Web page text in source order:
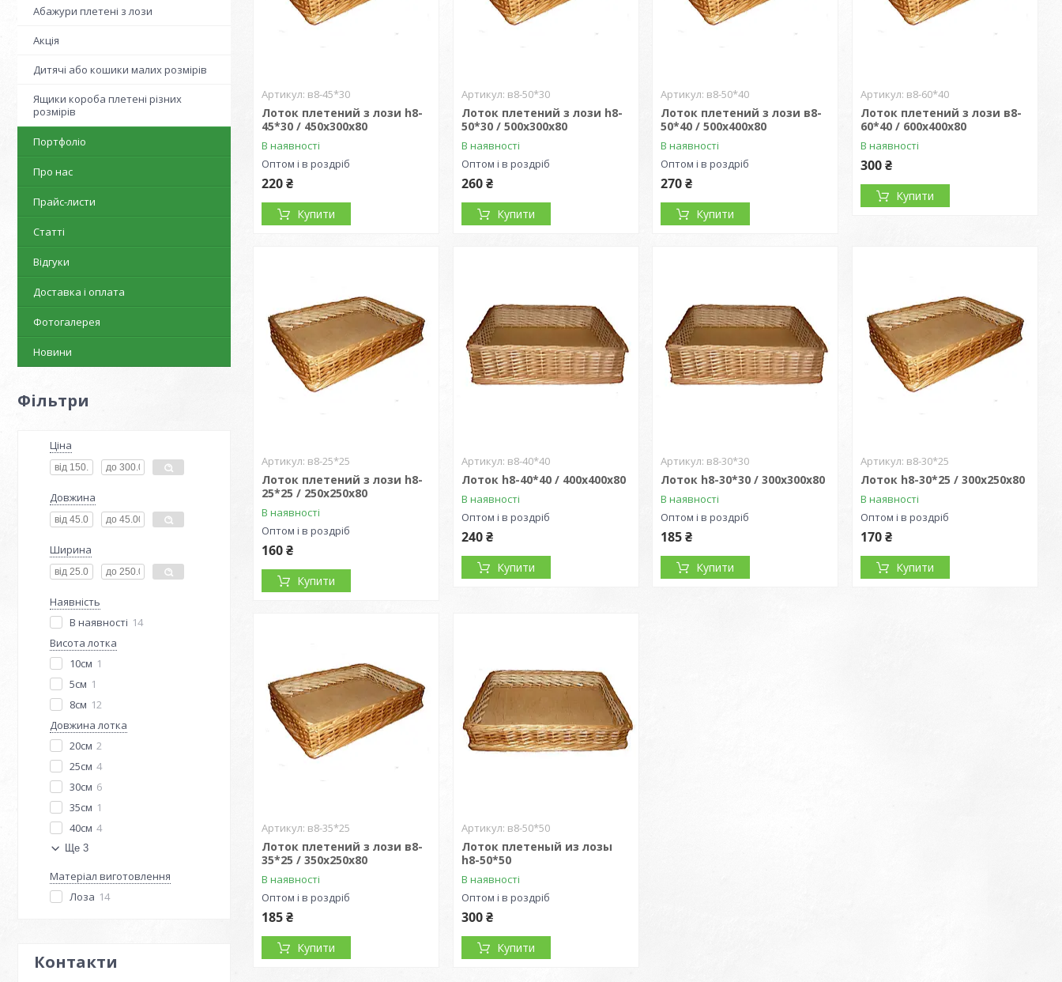
Абажури плетені з лози
Акція
Дитячі або кошики малих розмірів
Ящики короба плетені різних
розмірів
Портфоліо
Про нас
Прайс-листи
Статті
Відгуки
Доставка і оплата
Фотогалерея
Новини
Фільтри
Ціна
Довжина
Ширина
Наявність
В наявності 14
Висота лотка
10см 1
5см 1
8см 12
Довжина лотка
20см 2
25см 4
30см 6
35см 1
40см 4
Ще 3
Матеріал виготовлення
Лоза 14
Контакти
в8-45*30
Лоток плетений з лози h8-
45*30 / 450х300х80
В наявності
Оптом і в роздріб
220 ₴
Купити
в8-50*30
Лоток плетений з лози h8-
50*30 / 500х300х80
В наявності
Оптом і в роздріб
260 ₴
Купити
в8-50*40
Лоток плетений з лози в8-
50*40 / 500х400х80
В наявності
Оптом і в роздріб
270 ₴
Купити
в8-60*40
Лоток плетений з лози в8-
60*40 / 600х400х80
В наявності
300 ₴
Купити
в8-25*25
Лоток плетений з лози h8-
25*25 / 250х250х80
В наявності
Оптом і в роздріб
160 ₴
Купити
в8-40*40
Лоток h8-40*40 / 400х400х80
В наявності
Оптом і в роздріб
240 ₴
Купити
в8-30*30
Лоток h8-30*30 / 300х300х80
В наявності
Оптом і в роздріб
185 ₴
Купити
в8-30*25
Лоток h8-30*25 / 300х250х80
В наявності
Оптом і в роздріб
170 ₴
Купити
в8-35*25
Лоток плетений з лози в8-
35*25 / 350х250х80
В наявності
Оптом і в роздріб
185 ₴
Купити
в8-50*50
Лоток плетеный из лозы
h8-50*50
В наявності
Оптом і в роздріб
300 ₴
Купити